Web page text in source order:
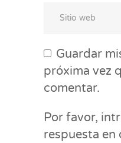
Guardar
próxima vez
comentar.
Por favor,
respuesta en